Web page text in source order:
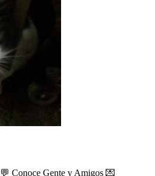
Conoce Gente y Amigos 💌